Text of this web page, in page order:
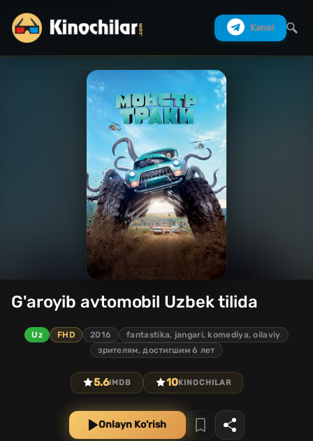
Kanal
G'aroyib avtomobil Uzbek tilida
Uz FHD 2016
fantastika, jangari, komediya, oilaviy
зрителям, достигшим 6 лет
5.6IMDB 10KINOCHILAR
Onlayn Ko'rish